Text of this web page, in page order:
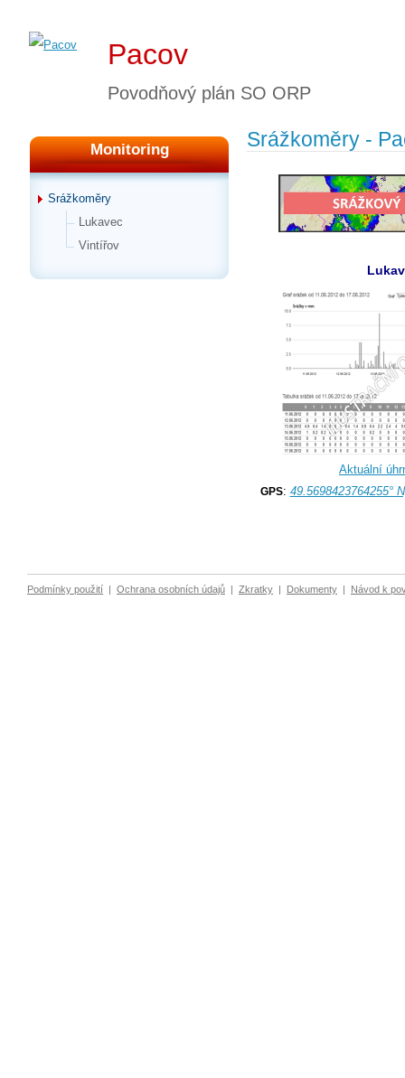
Pacov
Povodňový plán SO ORP
Monitoring
Srážkoměry
Lukavec
Vintířov
Srážkoměry -
Aktuální
GPS: 49.5698423764255°
Podmínky použití | Ochrana osobních údajů | Zkratky | Dokumenty | Návod k